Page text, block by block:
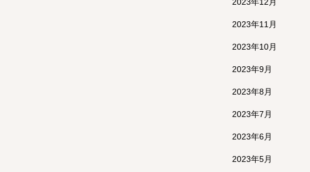
2023年11月
2023年10月
2023年9月
2023年8月
2023年7月
2023年6月
2023年5月